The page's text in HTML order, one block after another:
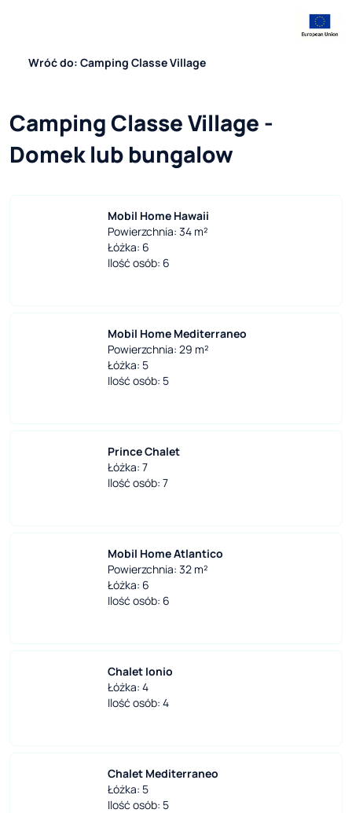
Wróć do: Camping Classe Village
Camping Classe Village -
Domek lub bungalow
Mobil Home Hawaii
Powierzchnia: 34 m²
Łóżka: 6
Ilość osób: 6
Mobil Home Mediterraneo
Powierzchnia: 29 m²
Łóżka: 5
Ilość osób: 5
Prince Chalet
Łóżka: 7
Ilość osób: 7
Mobil Home Atlantico
Powierzchnia: 32 m²
Łóżka: 6
Ilość osób: 6
Chalet Ionio
Łóżka: 4
Ilość osób: 4
Chalet Mediterraneo
Łóżka: 5
Ilość osób: 5